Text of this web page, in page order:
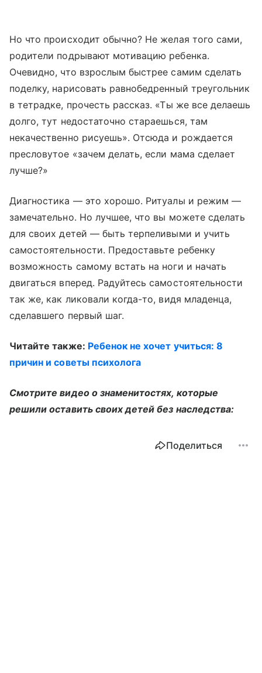
Но что происходит обычно? Не желая того сами,
родители подрывают мотивацию ребенка.
Очевидно, что взрослым быстрее самим сделать
поделку, нарисовать равнобедренный треугольник
в тетрадке, прочесть рассказ. «Ты же все делаешь
долго, тут недостаточно стараешься, там
некачественно рисуешь». Отсюда и рождается
пресловутое «зачем делать, если мама сделает
лучше?»
Диагностика — это хорошо. Ритуалы и режим —
замечательно. Но лучшее, что вы можете сделать
для своих детей — быть терпеливыми и учить
самостоятельности. Предоставьте ребенку
возможность самому встать на ноги и начать
двигаться вперед. Радуйтесь самостоятельности
так же, как ликовали когда-то, видя младенца,
сделавшего первый шаг.
Читайте также: Ребенок не хочет учиться: 8
причин и советы психолога
Смотрите видео о знаменитостях, которые
решили оставить своих детей без наследства:
Поделиться